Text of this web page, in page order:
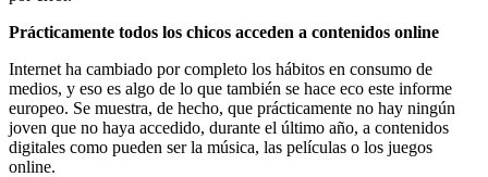
Prácticamente todos los chicos acceden a contenidos online
Internet ha cambiado por completo los hábitos en consumo de
medios, y eso es algo de lo que también se hace eco este informe
europeo. Se muestra, de hecho, que prácticamente no hay ningún
joven que no haya accedido, durante el último año, a contenidos
digitales como pueden ser la música, las películas o los juegos
online.